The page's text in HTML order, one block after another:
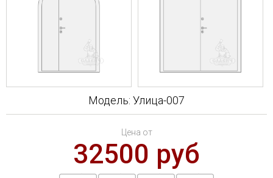
Модель: Улица-007
Цена от
32500 руб